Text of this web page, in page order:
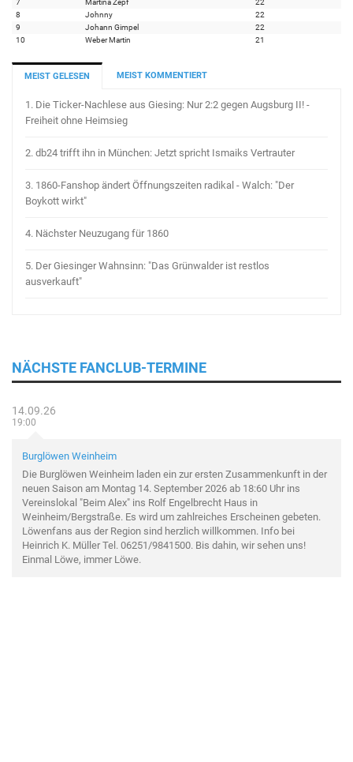
7
Martina Zepf
22
8
Johnny
22
9
Johann Gimpel
22
10
Weber Martin 21
MEIST GELESEN MEIST KOMMENTIERT
1. Die Ticker-Nachlese aus Giesing: Nur 2:2 gegen Augsburg II! -
Freiheit ohne Heimsieg
2. db24 trifft ihn in München: Jetzt spricht Ismaiks Vertrauter
3. 1860-Fanshop ändert Öffnungszeiten radikal - Walch: "Der
Boykott wirkt"
4. Nächster Neuzugang für 1860
5. Der Giesinger Wahnsinn: "Das Grünwalder ist restlos
ausverkauft"
NÄCHSTE FANCLUB-TERMINE
14.09.26
19:00
Burglöwen Weinheim
Die Burglöwen Weinheim laden ein zur ersten Zusammenkunft in der
neuen Saison am Montag 14. September 2026 ab 18:60 Uhr ins
Vereinslokal "Beim Alex" ins Rolf Engelbrecht Haus in
Weinheim/Bergstraße. Es wird um zahlreiches Erscheinen gebeten.
Löwenfans aus der Region sind herzlich willkommen. Info bei
Heinrich K. Müller Tel. 06251/9841500. Bis dahin, wir sehen uns!
Einmal Löwe, immer Löwe.